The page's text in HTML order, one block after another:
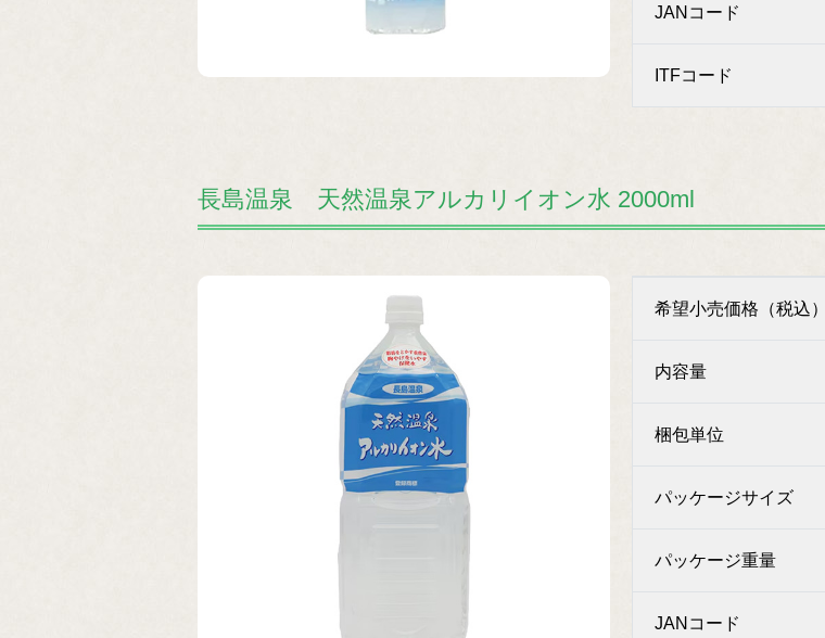
JANコード
ITFコード
長島温泉 天然温泉アルカリイオン水 2000ml
希望小売価格（税込）
内容量
梱包単位
パッケージサイズ
パッケージ重量
JANコード